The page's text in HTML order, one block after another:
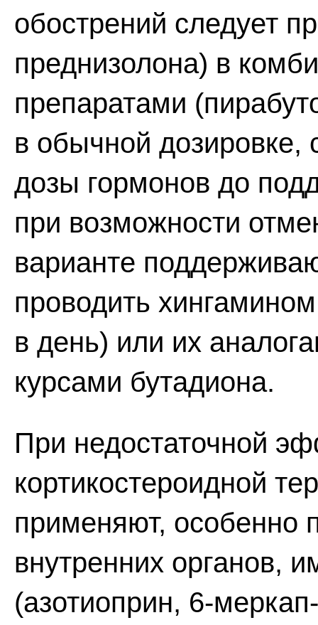
обострений следует
преднизолона) в
препаратами
в обычной
дозы гормонов до
при возможности
варианте
проводить
в день) или их
курсами бутадиона.
При недостаточной
кортикостероидной
применяют, особенно
внутренних органов,
(азотиоприн, 6-